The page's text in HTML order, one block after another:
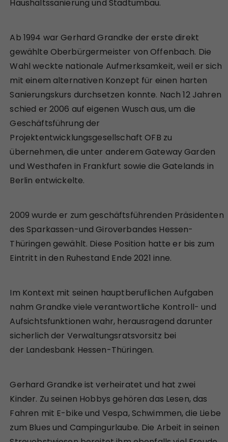
Haushaltssanierung und Stadtumbau.
Ab 1994 war Gerhard Grandke der erste direkt
gewählte Oberbürgermeister von Offenbach. Die
Wahl weckte nationale Aufmerksamkeit, weil er sich
mit einem alternativen Konzept für einen harten
Sanierungskurs durchsetzen konnte. Nach 12 Jahren
schied er 2006 auf eigenen Wusch aus, um die
Geschäftsführung der
Projektentwicklungsgesellschaft OFB zu
übernehmen, die unter anderem Gateway Garden
und Westhafen in Frankfurt sowie die Gatelands in
Berlin entwickelte.
2009 wurde er zum geschäftsführenden Präsidenten
des Sparkassen-und Giroverbandes Hessen-
Thüringen gewählt. Diese Position hatte er bis zum
Eintritt in den Ruhestand Ende 2021 inne.
Im Kontext mit seinen hauptberuflichen Aufgaben
nahm Grandke viele verantwortliche Kontroll- und
Aufsichtsfunktionen wahr, herausragend darunter
sicherlich der Verwaltungsratsvorsitz bei
der Landesbank Hessen-Thüringen.
Gerhard Grandke ist verheiratet und hat zwei
Kinder. Zu seinen Hobbys gehören das Lesen, das
Fahren mit E-bike und Vespa, Schwimmen, die Liebe
zum Blues und Campingurlaube. Die Arbeit in seinen